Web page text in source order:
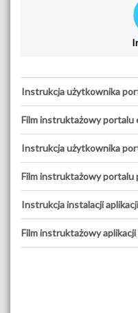
Instrukcja użytkownika
Film instruktażowy portalu
Instrukcja użytkownika
Film instruktażowy portalu
Instrukcja instalacji
Film instruktażowy